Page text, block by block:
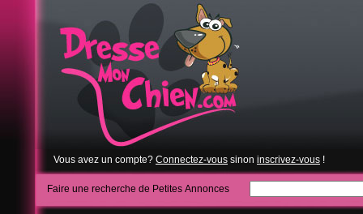
Vous avez un compte? Connectez-vous sinon inscrivez-vous !
Faire une recherche de Petites Annonces